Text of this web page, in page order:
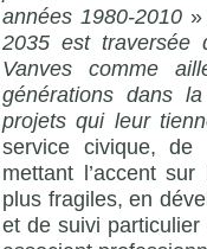
années 1980-2010»
2035 est traversée
Vanves comme
générations dans
projets qui leur
service civique,
mettant l’accent
plus fragiles, en
et de suivi